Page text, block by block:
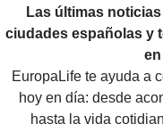
Las últimas
ciudades españolas y
EuropaLife te ayuda a
hoy en día: desde
hasta la vida